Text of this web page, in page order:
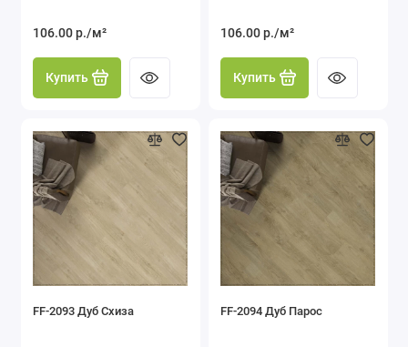
106.00 р./м²
Купить
106.00 р./м²
Купить
FF-2093 Дуб Схиза FF-2094 Дуб Парос